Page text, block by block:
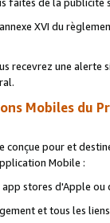
XVI du
une alerte
Mobiles du
pour et
Mobile :
stores d'Apple ou
et tous les